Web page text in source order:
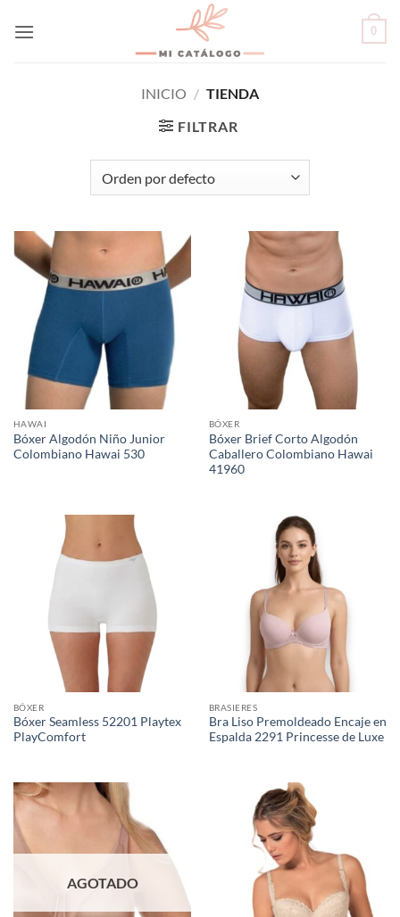
0
INICIO / TIENDA
FILTRAR
HAWAI
Bóxer Algodón Niño Junior
Colombiano Hawai 530
BÓXER
Bóxer Brief Corto Algodón
Caballero Colombiano Hawai
41960
BÓXER
Bóxer Seamless 52201 Playtex
PlayComfort
BRASIERES
Bra Liso Premoldeado Encaje en
Espalda 2291 Princesse de Luxe
AGOTADO